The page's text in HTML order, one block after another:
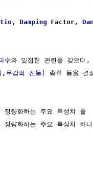
, Damping Factor,
수와 밀접한 관련을 갖으며,
, 무감쇠 진동 ) 종류 등을 결
정량화하는 주요 특성치
정량화하는 주요 특성치